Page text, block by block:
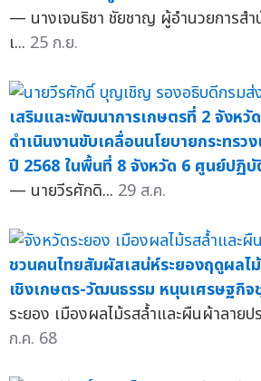
— นางเจนธิชา ชัยชาญ ผู้อำนวยการสำ
เ... 25 ก.ย.
เสริมและพัฒนาการเกษตรที่ 2 จังหวั
ดำเนินงานขับเคลื่อนนโยบายกระทร
ปี 2568 ในพื้นที่ 8 จังหวัด 6 ศูนย์ปฏิบั
— นายวีรศักดิ... 29 ส.ค.
ชวนคนไทยสัมผัสเสน่ห์ระยองฤดูผลไ
เชิงเกษตร-วัฒนธรรม หนุนเศรษฐกิจ
ระยอง เมืองผลไม้รสล้ำและผืนผ้าลายป
ก.ค. 68